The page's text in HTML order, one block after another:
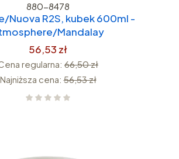
880-8478
Nuova R2S, kubek 600ml -
Mandalay
56,53 zł
regularna: 66,50 zł
Najniższa cena: 56,53 zł